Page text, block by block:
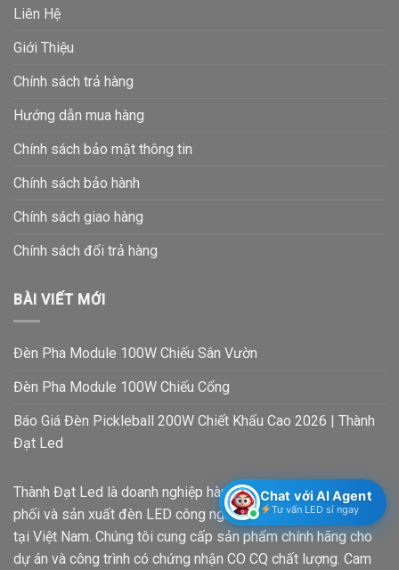
Liên Hệ
Giới Thiệu
Chính sách trả hàng
Hướng dẫn mua hàng
Chính sách bảo mật thông tin
Chính sách bảo hành
Chính sách giao hàng
Chính sách đổi trả hàng
BÀI VIẾT MỚI
Đèn Pha Module 100W Chiếu Sân Vườn
Đèn Pha Module 100W Chiếu Cổng
Báo Giá Đèn Pickleball 200W Chiết Khấu Cao 2026 | Thành
Đạt Led
Thành Đạt Led là doanh nghiệp hàng đầu trong lĩnh vực phân
phối và sản xuất đèn LED công nghiệp, đèn LED ngoài trời
tại Việt Nam. Chúng tôi cung cấp sản phẩm chính hãng cho
dự án và công trình có chứng nhận CO CQ chất lượng. Cam
Chat với AI Agent
Tư vấn LED sỉ ngay